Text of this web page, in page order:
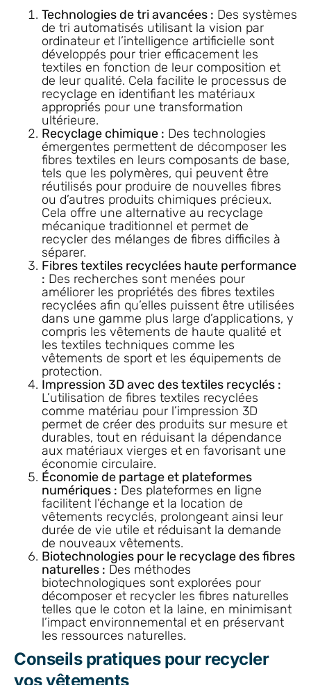
Technologies de tri avancées : Des systèmes
de tri automatisés utilisant la vision par
ordinateur et l’intelligence artificielle sont
développés pour trier efficacement les
textiles en fonction de leur composition et
de leur qualité. Cela facilite le processus de
recyclage en identifiant les matériaux
appropriés pour une transformation
ultérieure.
Recyclage chimique : Des technologies
émergentes permettent de décomposer les
fibres textiles en leurs composants de base,
tels que les polymères, qui peuvent être
réutilisés pour produire de nouvelles fibres
ou d’autres produits chimiques précieux.
Cela offre une alternative au recyclage
mécanique traditionnel et permet de
recycler des mélanges de fibres difficiles à
séparer.
Fibres textiles recyclées haute performance
: Des recherches sont menées pour
améliorer les propriétés des fibres textiles
recyclées afin qu’elles puissent être utilisées
dans une gamme plus large d’applications, y
compris les vêtements de haute qualité et
les textiles techniques comme les
vêtements de sport et les équipements de
protection.
Impression 3D avec des textiles recyclés :
L’utilisation de fibres textiles recyclées
comme matériau pour l’impression 3D
permet de créer des produits sur mesure et
durables, tout en réduisant la dépendance
aux matériaux vierges et en favorisant une
économie circulaire.
Économie de partage et plateformes
numériques : Des plateformes en ligne
facilitent l’échange et la location de
vêtements recyclés, prolongeant ainsi leur
durée de vie utile et réduisant la demande
de nouveaux vêtements.
Biotechnologies pour le recyclage des fibres
naturelles : Des méthodes
biotechnologiques sont explorées pour
décomposer et recycler les fibres naturelles
telles que le coton et la laine, en minimisant
l’impact environnemental et en préservant
les ressources naturelles.
Conseils pratiques pour recycler
vos vêtements